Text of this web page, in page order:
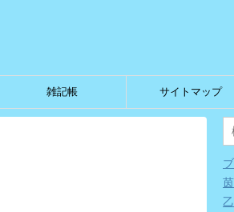
雑記帳 サイトマップ